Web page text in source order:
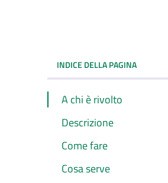
INDICE DELLA PAGINA
A chi è rivolto
Descrizione
Come fare
Cosa serve